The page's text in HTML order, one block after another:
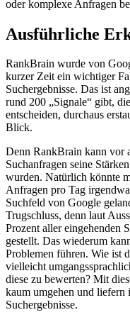
oder komplexe Anfragen
Ausführliche
RankBrain wurde von
kurzer Zeit ein wichtiger
Suchergebnisse. Das ist
rund 200 „Signale“ gibt,
entscheiden, durchaus
Blick.
Denn RankBrain kann vor
Suchanfragen seine
wurden. Natürlich könnte
Anfragen pro Tag
Suchfeld von Google
Trugschluss, denn laut
Prozent aller eingehenden
gestellt. Das wiederum
Problemen führen. Wie ist
vielleicht
diese zu bewerten? Mit
kaum umgehen und liefern
Suchergebnisse.